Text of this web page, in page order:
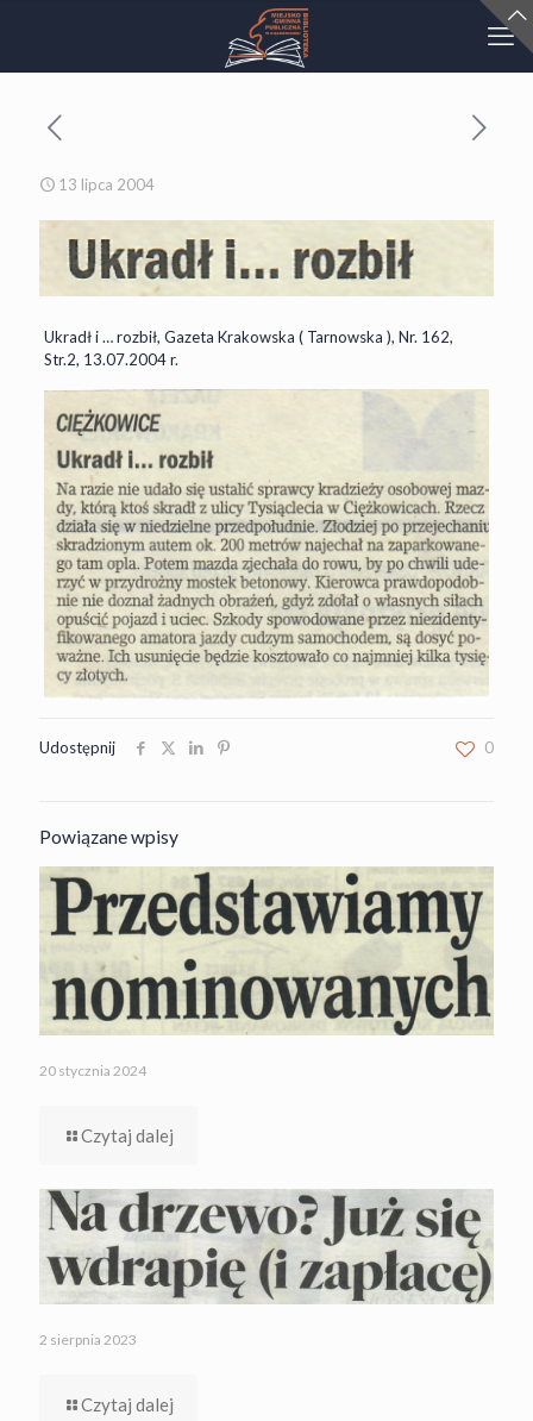
13 lipca 2004
Ukradł i … rozbił, Gazeta Krakowska ( Tarnowska ), Nr. 162,
Str.2, 13.07.2004 r.
Udostępnij 0
Powiązane wpisy
20 stycznia 2024
Czytaj dalej
2 sierpnia 2023
Czytaj dalej